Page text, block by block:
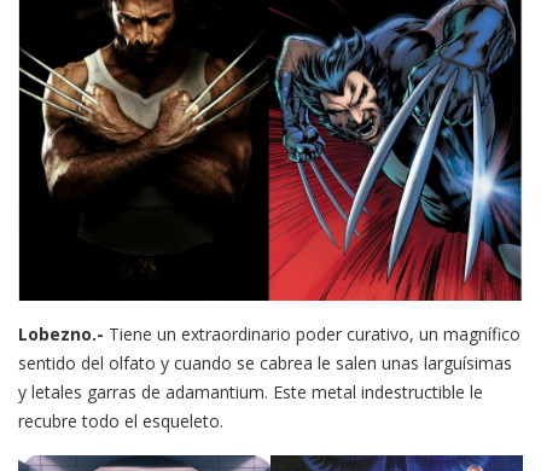
Lobezno.- Tiene un extraordinario poder curativo, un magnífico
sentido del olfato y cuando se cabrea le salen unas larguísimas
y letales garras de adamantium. Este metal indestructible le
recubre todo el esqueleto.